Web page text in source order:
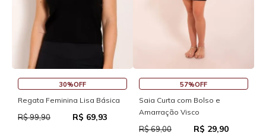
30%OFF
Regata Feminina Lisa Básica
R$ 99,90 R$ 69,93
57%OFF
Saia Curta com Bolso e
Amarração Visco
R$ 69,00 R$ 29,90